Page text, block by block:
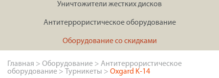
Уничтожители жестких дисков
Антитеррористическое оборудование
Оборудование со скидками
Главная > Оборудование > Антитеррористическое
оборудование > Турникеты > Oxgard K-14